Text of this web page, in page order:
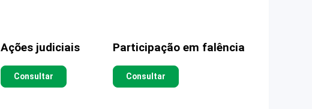
Ações judiciais
Consultar
Participação em falência
Consultar